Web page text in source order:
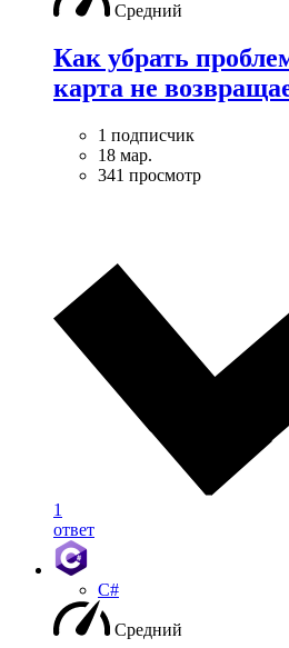
Средний
Как убрать
карта не
1 подписчик
18 мар.
341 просмотр
1
ответ
C#
Средний